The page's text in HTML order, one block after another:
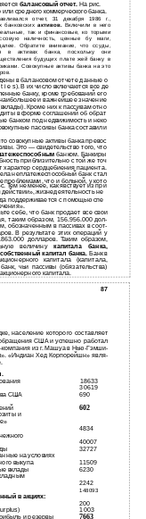
балансовый отчет. На рис.
среднего коммерческого банка.
отчет, 31 декабря 1986 г.,
банковскихактивов. Включили в него
так и финансовые, ко­ торыми
наличность, ценные бу­ маги,
Обратите внимание, что ссуды,
в активах банка, поскольку они
будущих плате­ жей банку в
Совокупные активы банка на это
в балансовом отчете данные о
i e s). В их число включаются все де­
банку, кроме требований его
наибольшее и важнейшее значение
Кроме них к пассивам отно­
в форме соглашений об обрат­
банком под недвижимость и неко­
пассивы банка составили
совокупные активы банка превос­
Это — свидетельство того, что
банком. Банкиры
приблизительно с той же точ­
характер сердцебиения пациента.
неплатежеспособный банк стал­
проблемами, что и больной, у кото­
Тем не менее, как явствует из при­
жизнедеятельность не­
поддерживается с помощью спе­
себе, что банк продает все свои
таким образом, 156.956.000 дол­
обозначенным в пассивах в соот­
В результате этих операций у
долларов. Таким образом,
величинукапитала банка,
собственный капитал банка. Банк в
капитала (капитала,
чьи пассивы (обязательства)
капитала.
87
население которого составляет
обращения США и успешно работал
компания из г. Машуа в Нью-Гэмши-
«Индиан Хед Корпорейшн» явля­
18633
30619
США
690
602
и
4834
40007
32727
на условиях
11509
выкупа
вклады
6230
2242
148093
в акциях:
200
1003
и резервы
7663